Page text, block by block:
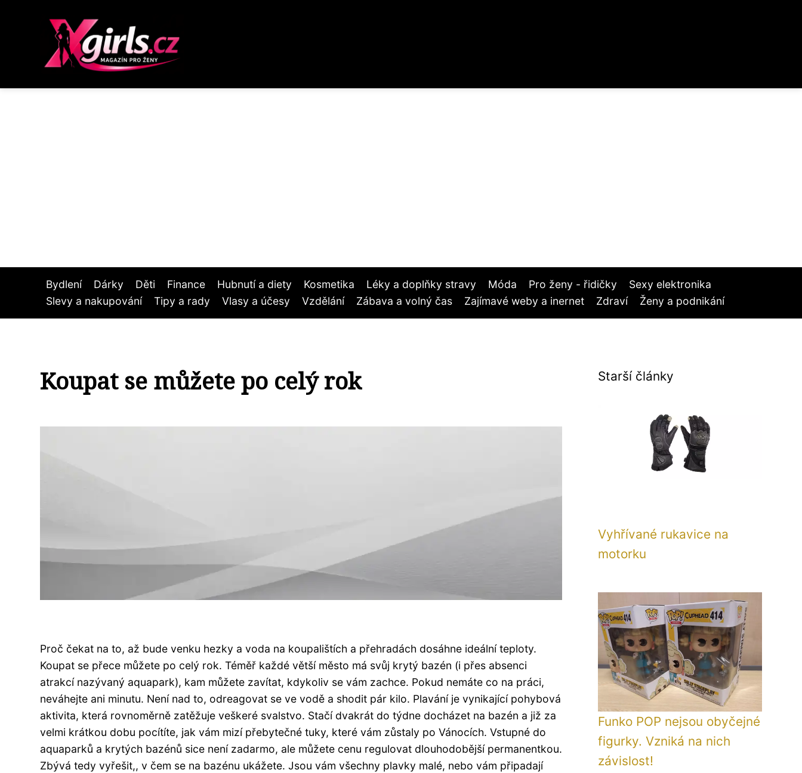
Bydlení Dárky Děti Finance Hubnutí a diety Kosmetika Léky a doplňky stravy Móda Pro ženy - řidičky
Sexy elektronika
Slevy a nakupování
Tipy a rady Vlasy a účesy Vzdělání Zábava a volný čas Zajímavé weby a inernet Zdraví Ženy a podnikání
Koupat se můžete po celý rok
Proč čekat na to, až bude venku hezky a voda na koupalištích a přehradách dosáhne ideální teploty.
Koupat se přece můžete po celý rok. Téměř každé větší město má svůj krytý bazén (i přes absenci
atrakcí nazývaný aquapark), kam můžete zavítat, kdykoliv se vám zachce. Pokud nemáte co na práci,
neváhejte ani minutu. Není nad to, odreagovat se ve vodě a shodit pár kilo. Plavání je vynikající pohybová
aktivita, která rovnoměrně zatěžuje veškeré svalstvo. Stačí dvakrát do týdne docházet na bazén a již za
velmi krátkou dobu pocítíte, jak vám mizí přebytečné tuky, které vám zůstaly po Vánocích. Vstupné do
aquaparků a krytých bazénů sice není zadarmo, ale můžete cenu regulovat dlouhodobější permanentkou.
Zbývá tedy vyřešit,, v čem se na bazénu ukážete. Jsou vám všechny plavky malé, nebo vám připadají
Starší články
Vyhřívané rukavice na
motorku
Funko POP nejsou obyčejné
figurky. Vzniká na nich
závislost!